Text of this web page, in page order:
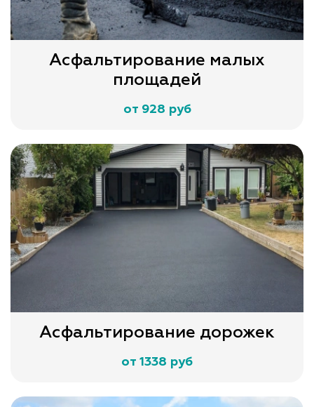
Асфальтирование малых
площадей
от 928 руб
Асфальтирование дорожек
от 1338 руб